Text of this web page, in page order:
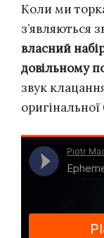
Коли ми
з’являються
власний
довільному
звук